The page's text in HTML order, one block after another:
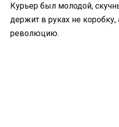
Курьер был молодой,
держит в руках не
революцию.